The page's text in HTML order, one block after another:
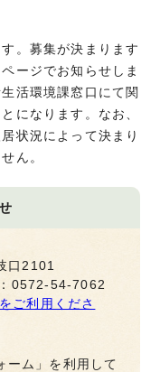
。募集が決まります
ージでお知らせしま
活環境課窓口にて関
になります。なお、
状況によって決まり
ん。
口2101
0572-54-7062
ご利用くださ
ーム」を利用して